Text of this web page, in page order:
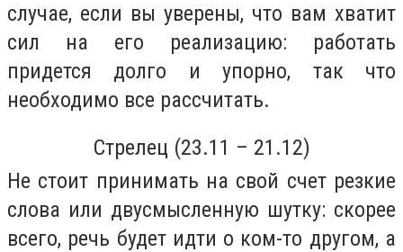
случае, если вы уверены, что вам хватит
сил на его реализацию: работать
придется долго и упорно, так что
необходимо все рассчитать.
Стрелец (23.11 – 21.12)
Не стоит принимать на свой счет резкие
слова или двусмысленную шутку: скорее
всего, речь будет идти о ком-то другом, а